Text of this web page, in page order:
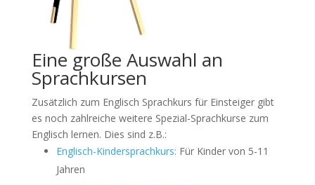
Eine große Auswahl an
Sprachkursen
Zusätzlich zum Englisch Sprachkurs für Einsteiger gibt
es noch zahlreiche weitere Spezial-Sprachkurse zum
Englisch lernen. Dies sind z.B.:
Englisch-Kindersprachkurs: Für Kinder von 5-11
Jahren